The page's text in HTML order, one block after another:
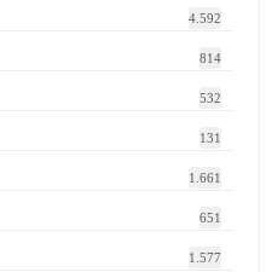
4.592
814
532
131
1.661
651
1.577